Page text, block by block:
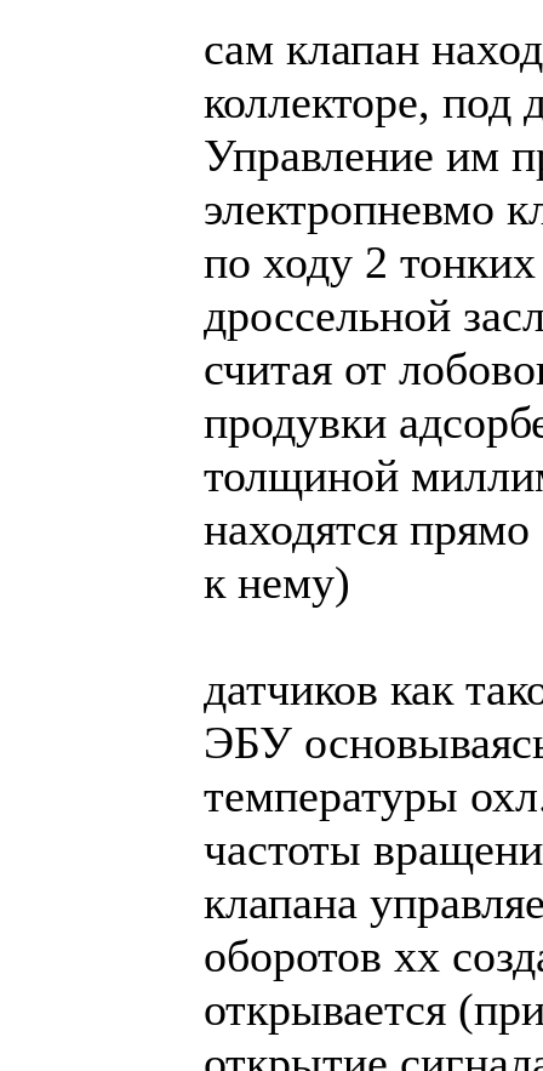
сам клапан
коллекторе, под
Управление им
электропневмо
по ходу 2
дроссельной
считая от
продувки
толщиной
находятся
к нему)
датчиков как
ЭБУ
температуры
частоты
клапана
оборотов хх
открывается